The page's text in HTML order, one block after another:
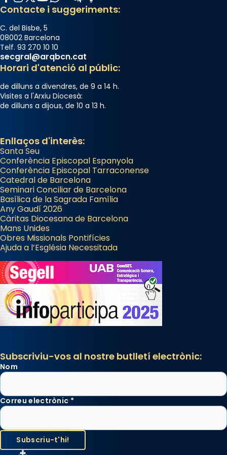
View on Facebook ·
Contacte i suggeriments:
C. del Bisbe, 5
08002 Barcelona
Telf. 93 270 10 10
secgral@arqbcn.cat
Horari d'atenció al públic:
de dilluns a divendres, de 9 a 14 h.
Visites a l'Arxiu Diocesà:
de dilluns a dijous, de 10 a 13 h.
Enllaços d'interès:
Santa Seu
Conferència Episcopal Espanyola
Conferència Episcopal Tarraconense
Catedral de Barcelona
Seminari Conciliar de Barcelona
Basílica de la Sagrada Família
Any Gaudí 2026
Càritas Diocesana de Barcelona
Mans Unides
Obres Missionals Pontifícies
Ajuda a l’Església Necessitada
Subscriviu-vos al nostre butlletí electrònic:
Nom
Correu electrònic *